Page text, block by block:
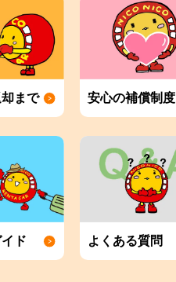
まで 安心の補償制度
ド よくある質問